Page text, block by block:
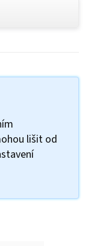
lišit od